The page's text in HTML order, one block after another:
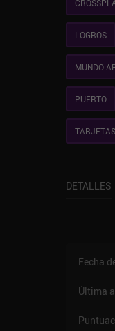
LOGROS
MUNDO
PUERTO
TARJETAS
DETALLES
Fecha
Última